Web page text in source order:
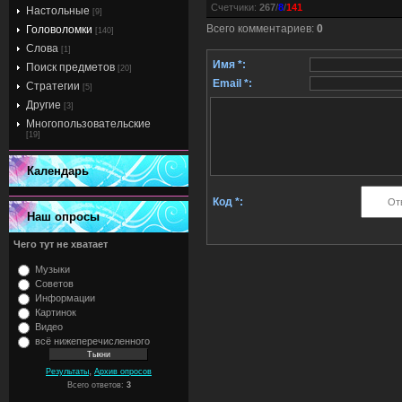
Настольные [9]
Головоломки [140]
Слова [1]
Поиск предметов [20]
Стратегии [5]
Другие [3]
Многопользовательские
[19]
Календарь
Наш опросы
Чего тут не хватает
Музыки
Советов
Информации
Картинок
Видео
всё нижеперечисленного
Результаты Архив опросов
Всего ответов: 3
Счетчики: 267/8/141
Всего комментариев: 0
Имя *:
Email *:
Код *: